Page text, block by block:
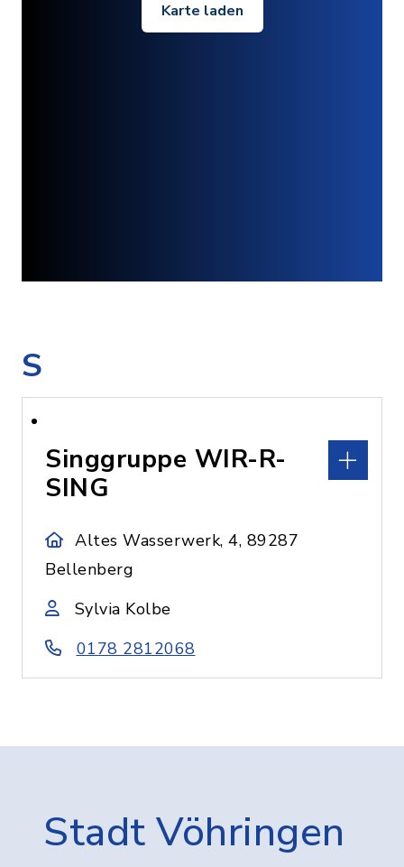
Karte laden
S
Singgruppe WIR-R-
SING
Altes Wasserwerk, 4, 89287
Bellenberg
Sylvia Kolbe
0178 2812068
Stadt Vöhringen